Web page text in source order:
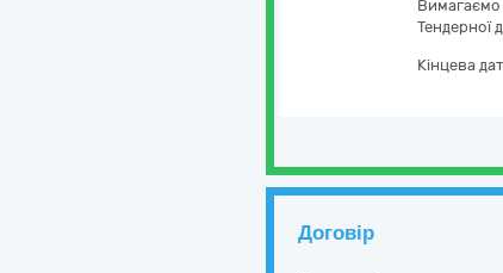
Вимагаємо
Тендерної
Кінцева
Договір